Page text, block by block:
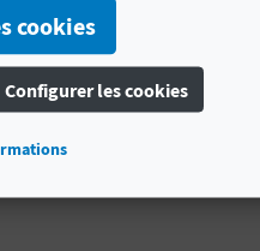
par avance les
cookies
Configurer les cookies